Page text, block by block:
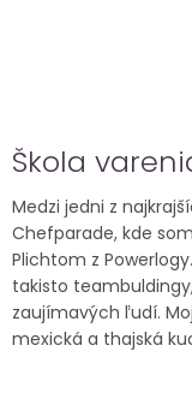
Škola
Medzi jedni z
Chefparade, kde
Plichtom z
takisto
zaujímavých ľudí.
mexická a thajská